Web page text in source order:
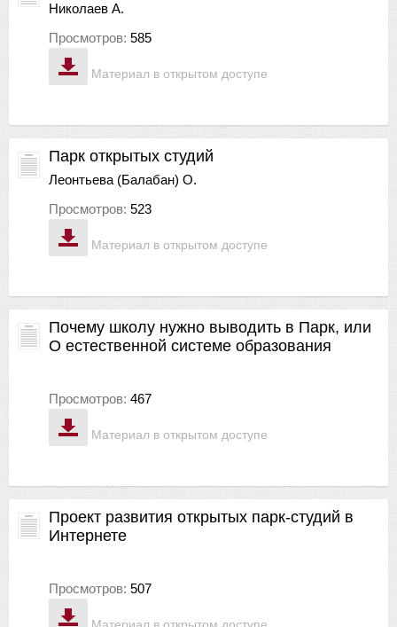
Материал в открытом доступе
Николаев А.
Просмотров: 585
Материал в открытом доступе
Парк открытых студий
Леонтьева (Балабан) О.
Просмотров: 523
Материал в открытом доступе
Почему школу нужно выводить в Парк, или
О естественной системе образования
Просмотров: 467
Проект развития открытых парк-студий в
Интернете
Просмотров: 507